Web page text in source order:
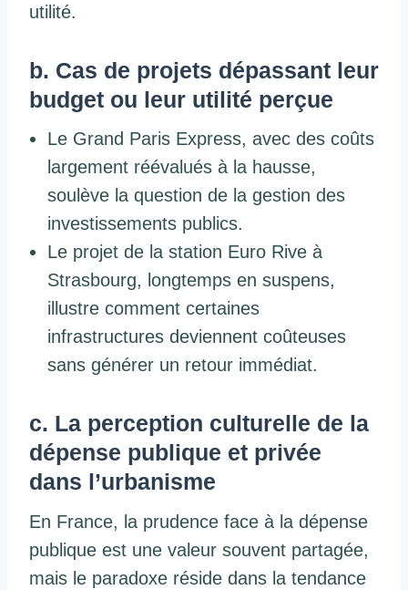
utilité.
b. Cas de projets dépassant leur
budget ou leur utilité perçue
Le Grand Paris Express, avec des coûts
largement réévalués à la hausse,
soulève la question de la gestion des
investissements publics.
Le projet de la station Euro Rive à
Strasbourg, longtemps en suspens,
illustre comment certaines
infrastructures deviennent coûteuses
sans générer un retour immédiat.
c. La perception culturelle de la
dépense publique et privée
dans l’urbanisme
En France, la prudence face à la dépense
publique est une valeur souvent partagée,
mais le paradoxe réside dans la tendance